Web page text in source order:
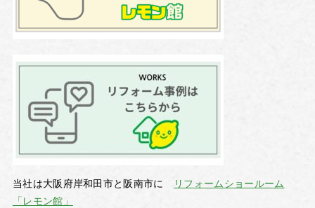
当社は大阪府岸和田市と阪南市に
リフォームショールーム
「レモン館」